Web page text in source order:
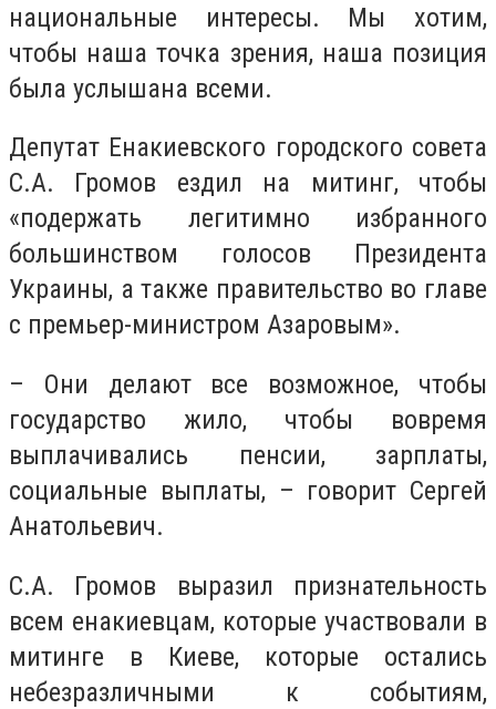
национальные интересы. Мы хотим,
чтобы наша точка зрения, наша позиция
была услышана всеми.
Депутат Енакиевского городского совета
С.А. Громов ездил на митинг, чтобы
«подержать легитимно избранного
большинством голосов Президента
Украины, а также правительство во главе
с премьер-министром Азаровым».
– Они делают все возможное, чтобы
государство жило, чтобы вовремя
выплачивались пенсии, зарплаты,
социальные выплаты, – говорит Сергей
Анатольевич.
С.А. Громов выразил признательность
всем енакиевцам, которые участвовали в
митинге в Киеве, которые остались
небезразличными к событиям,